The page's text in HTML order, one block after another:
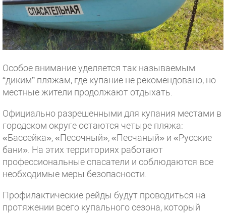
Особое внимание уделяется так называемым
“диким” пляжам, где купание не рекомендовано, но
местные жители продолжают отдыхать.
Официально разрешенными для купания местами в
городском округе остаются четыре пляжа:
«Бассейка», «Песочный», «Песчаный» и «Русские
бани». На этих территориях работают
профессиональные спасатели и соблюдаются все
необходимые меры безопасности.
Профилактические рейды будут проводиться на
протяжении всего купального сезона, который